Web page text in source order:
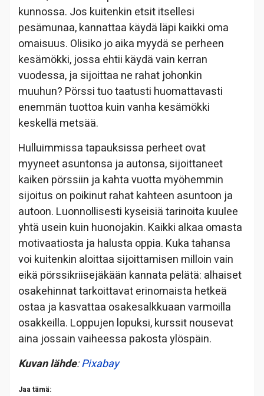
kunnossa. Jos kuitenkin etsit itsellesi
pesämunaa, kannattaa käydä läpi kaikki oma
omaisuus. Olisiko jo aika myydä se perheen
kesämökki, jossa ehtii käydä vain kerran
vuodessa, ja sijoittaa ne rahat johonkin
muuhun? Pörssi tuo taatusti huomattavasti
enemmän tuottoa kuin vanha kesämökki
keskellä metsää.
Hulluimmissa tapauksissa perheet ovat
myyneet asuntonsa ja autonsa, sijoittaneet
kaiken pörssiin ja kahta vuotta myöhemmin
sijoitus on poikinut rahat kahteen asuntoon ja
autoon. Luonnollisesti kyseisiä tarinoita kuulee
yhtä usein kuin huonojakin. Kaikki alkaa omasta
motivaatiosta ja halusta oppia. Kuka tahansa
voi kuitenkin aloittaa sijoittamisen milloin vain
eikä pörssikriisejäkään kannata pelätä: alhaiset
osakehinnat tarkoittavat erinomaista hetkeä
ostaa ja kasvattaa osakesalkkuaan varmoilla
osakkeilla. Loppujen lopuksi, kurssit nousevat
aina jossain vaiheessa pakosta ylöspäin.
Kuvan lähde:Pixabay
Jaa tämä: